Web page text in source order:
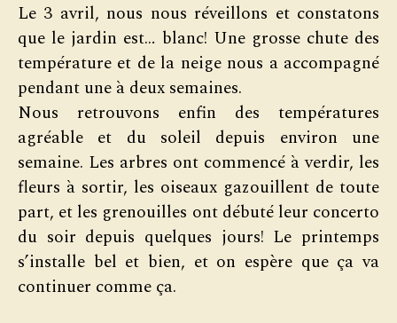
Le 3 avril, nous nous réveillons et constatons
que le jardin est… blanc! Une grosse chute des
température et de la neige nous a accompagné
pendant une à deux semaines.
Nous retrouvons enfin des températures
agréable et du soleil depuis environ une
semaine. Les arbres ont commencé à verdir, les
fleurs à sortir, les oiseaux gazouillent de toute
part, et les grenouilles ont débuté leur concerto
du soir depuis quelques jours! Le printemps
s’installe bel et bien, et on espère que ça va
continuer comme ça.